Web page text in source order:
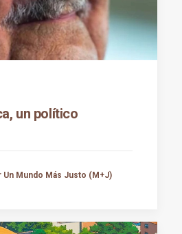
un político
Un Mundo Más Justo (M+J)